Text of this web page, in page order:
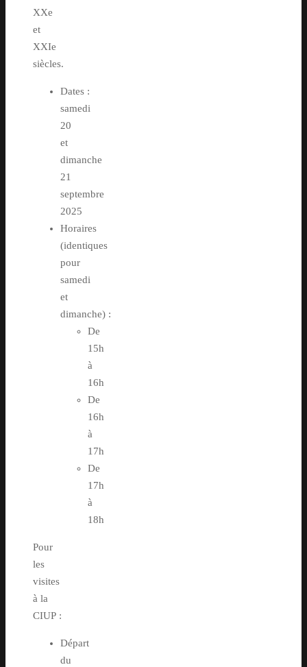
XXe
et
XXIe
siècles.
Dates :
samedi
20
et
dimanche
21
septembre
2025
Horaires
(identiques
pour
samedi
et
dimanche) :
De
15h
à
16h
De
16h
à
17h
De
17h
à
18h
Pour
les
visites
à la
CIUP :
Départ
du